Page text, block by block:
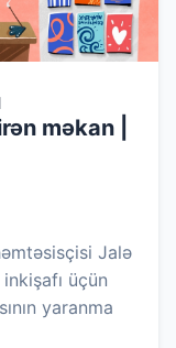
məkan |
Jalə
üçün
yaranma